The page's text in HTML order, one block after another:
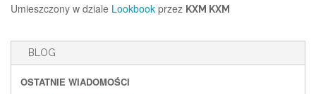
Umieszczony w dziale Lookbook przez KXM KXM
BLOG
OSTATNIE WIADOMOŚCI